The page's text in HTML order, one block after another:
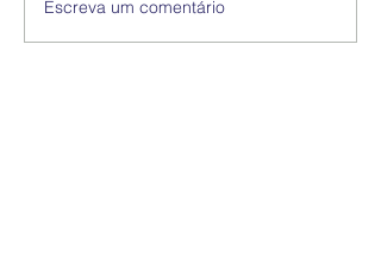
Escreva um comentário